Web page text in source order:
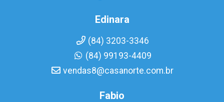
Edinara
(84) 3203-3346
(84) 99193-4409
vendas8@casanorte.com.br
Fabio